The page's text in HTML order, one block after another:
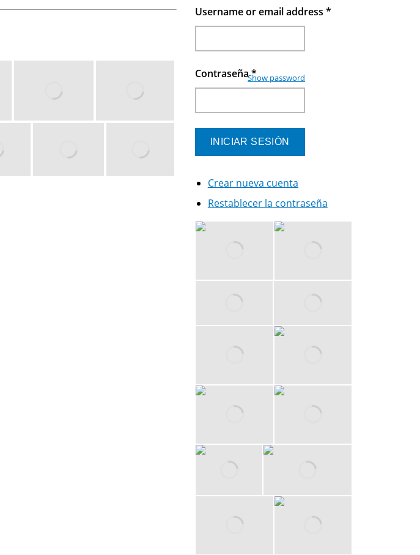
Username or email address *
Contraseña*
Show password
Crear nueva cuenta
Restablecer la contraseña